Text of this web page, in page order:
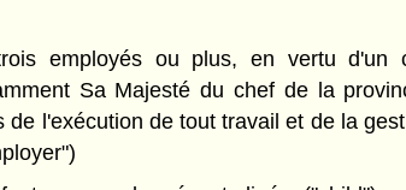
employés ou plus, en vertu d'un
Sa Majesté du chef de la
l'exécution de tout travail et de la